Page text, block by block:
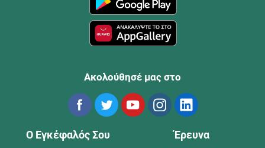
Ακολούθησέ μας στο
Ο Εγκέφαλός Σου Έρευνα